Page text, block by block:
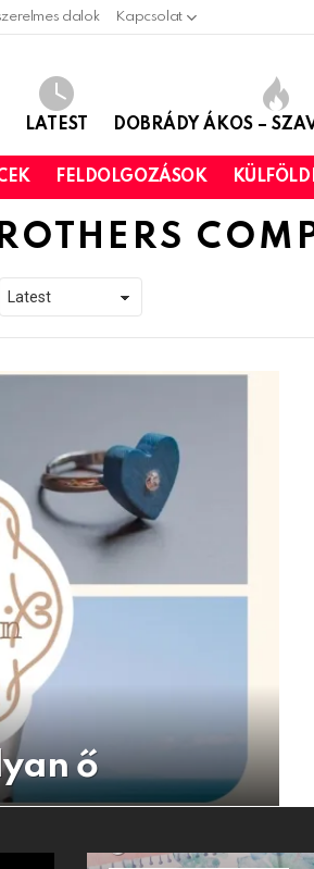
dalok Kapcsolat
LATEST DOBRÁDY ÁKOS –
FELDOLGOZÁSOK
ő